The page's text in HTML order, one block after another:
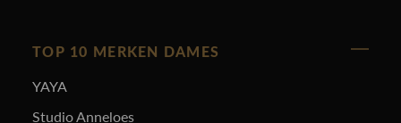
TOP 10 MERKEN DAMES
YAYA
Studio Anneloes